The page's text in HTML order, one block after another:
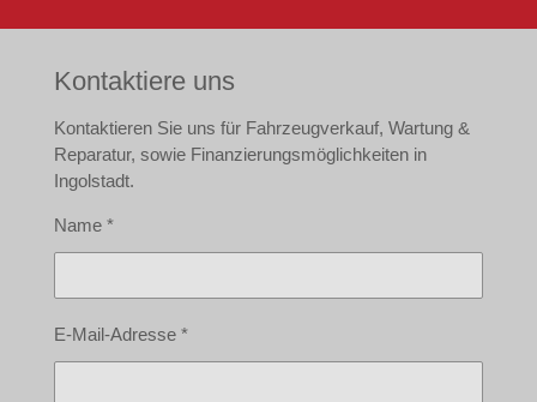
Kontaktiere uns
Kontaktieren Sie uns für Fahrzeugverkauf, Wartung &
Reparatur, sowie Finanzierungsmöglichkeiten in
Ingolstadt.
Name *
E-Mail-Adresse *